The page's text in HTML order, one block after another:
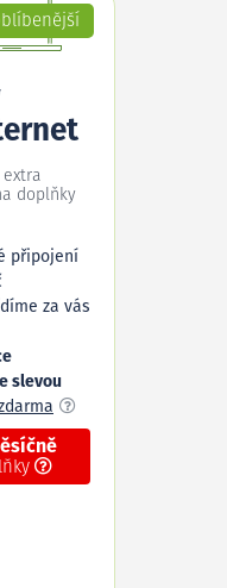
doplňky
připojení
za vás
slevou